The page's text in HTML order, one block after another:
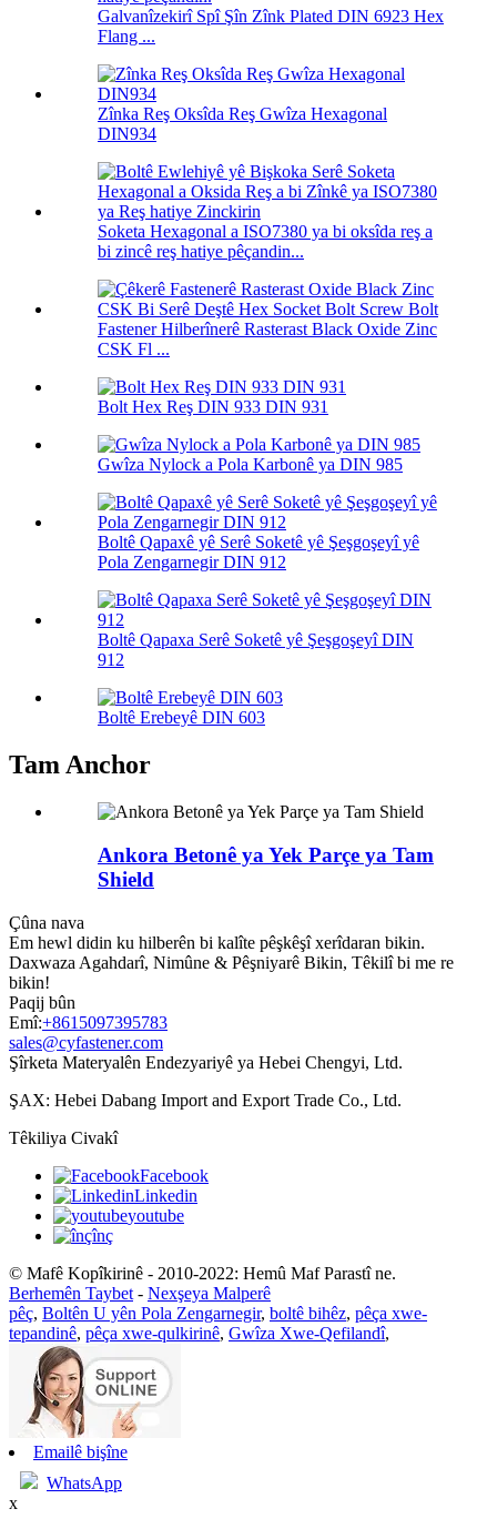
Galvanîzekirî Spî Şîn Zînk Plated DIN 6923 Hex
Flang ...
Zînka Reş Oksîda Reş Gwîza Hexagonal
DIN934
Soketa Hexagonal a ISO7380 ya bi oksîda reş a
bi zincê reş hatiye pêçandin...
Fastener Hilberînerê Rasterast Black Oxide Zinc
CSK Fl ...
Bolt Hex Reş DIN 933 DIN 931
Gwîza Nylock a Pola Karbonê ya DIN 985
Boltê Qapaxê yê Serê Soketê yê Şeşgoşeyî yê
Pola Zengarnegir DIN 912
Boltê Qapaxa Serê Soketê yê Şeşgoşeyî DIN
912
Boltê Erebeyê DIN 603
Tam Anchor
Ankora Betonê ya Yek Parçe ya Tam
Shield
Çûna nava
Em hewl didin ku hilberên bi kalîte pêşkêşî xerîdaran bikin.
Daxwaza Agahdarî, Nimûne & Pêşniyarê Bikin, Têkilî bi me re
bikin!
Paqij bûn
Emî:+8615097395783
sales@cyfastener.com
Şîrketa Materyalên Endezyariyê ya Hebei Chengyi, Ltd.
ŞAX: Hebei Dabang Import and Export Trade Co., Ltd.
Têkiliya Civakî
Facebook
Linkedin
youtube
înç
© Mafê Kopîkirinê - 2010-2022: Hemû Maf Parastî ne.
Berhemên Taybet - Nexşeya Malperê
pêç, Boltên U yên Pola Zengarnegir, boltê bihêz, pêça xwe-
tepandinê, pêça xwe-qulkirinê, Gwîza Xwe-Qefilandî,
Emailê bişîne
WhatsApp
x